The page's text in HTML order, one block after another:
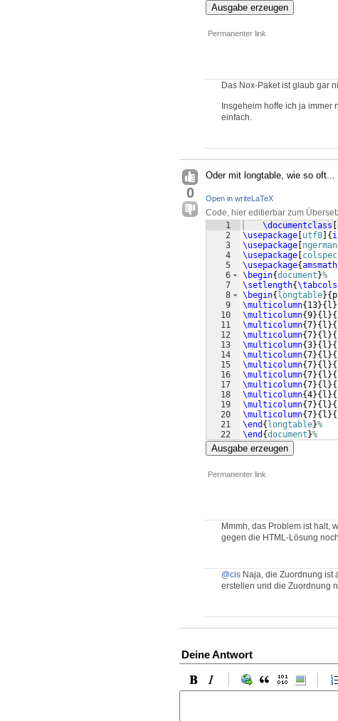
Ausgabe erzeugen
Permanenter link
Das Nox-Paket ist glaub gar
Insgeheim hoffe ich ja immer
einfach.
0
Oder mit longtable, wie so oft...
Open in writeLaTeX
Code, hier editierbar zum
1
2
3
4
5
6
7
8
9
10
11
12
13
14
15
16
17
18
19
20
21
22
\documentclass
\usepackage utf8 {
\usepackage ngerman
\usepackage
\usepackage{
\begin{document }%
\setlength{
\begin{ longtable}{ p
\multicolumn{ 13}{ l }
\multicolumn{9}{ l }{
\multicolumn{7}{ l }{
\multicolumn{7}{ l }{
\multicolumn{3}{ l }{
\multicolumn{7}{ l }{
\multicolumn{7}{ l }{
\multicolumn{7}{ l }{
\multicolumn{7}{ l }{
\multicolumn{4}{ l }{
\multicolumn{7}{ l }{
\multicolumn{7}{ l }{
\end { longtable}%
\end {document }%
Ausgabe erzeugen
Permanenter link
Mmmh, das Problem ist halt,
gegen die HTML-Lösung
@cis Naja, die Zuordnung ist
erstellen und die Zuordnung
Deine Antwort